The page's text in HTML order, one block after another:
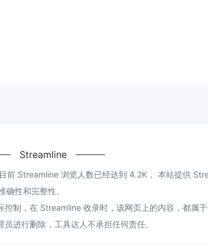
Streamline
Streamline 浏览人数已经达到 4.2K， 本站提供
性和完整性。
制，在 Streamline 收录时，该网页上的内容，都属
进行删除，工具达人不承担任何责任。